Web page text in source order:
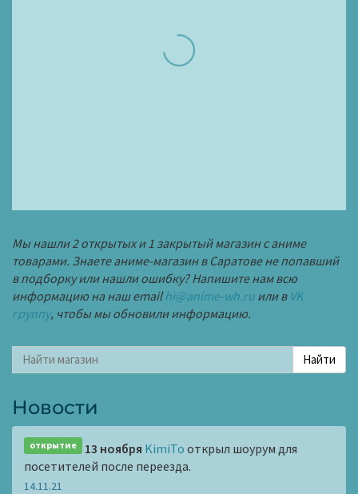
Мы нашли 2 открытых и 1 закрытый магазин с аниме
товарами. Знаете аниме-магазин в Саратове не попавший
в подборку или нашли ошибку? Напишите нам всю
информацию на наш emailhi@anime-wh.ru или в VK
группу, чтобы мы обновили информацию.
Новости
открытие 13 ноября KimiTo открыл шоурум для
посетителей после переезда.
14.11.21